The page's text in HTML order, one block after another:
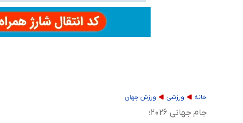
هیچ پرستاری بازداشت یا اخراج نشده است/ از رئیس
ثبت‌نام بخش عمده دانش‌آموزان مدارس ایرانی
خانه ورزشی ورزش جهان
جام جهانی ۲۰۲۶؛